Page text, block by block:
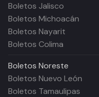
Boletos Jalisco
Boletos Michoacán
Boletos Nayarit
Boletos Colima
Boletos Noreste
Boletos Nuevo León
Boletos Tamaulipas